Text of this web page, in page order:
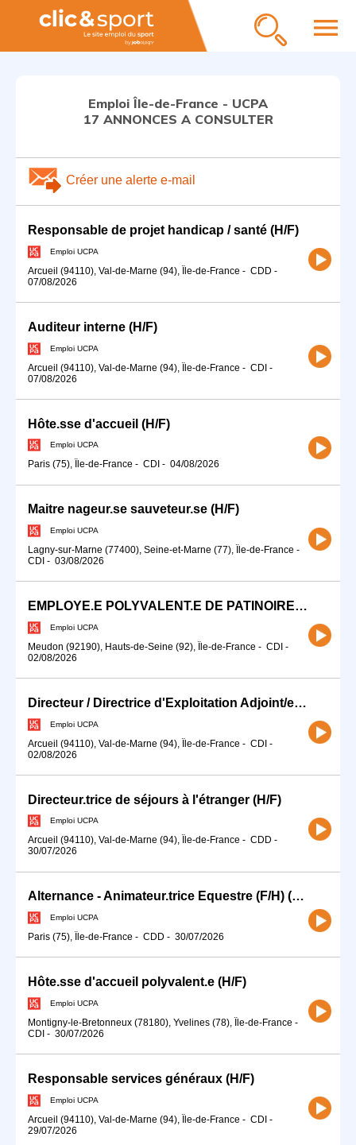
menu
Emploi Île-de-France - UCPA
17 ANNONCES A CONSULTER
Créer une alerte e-mail
Responsable de projet handicap / santé (H/F)
Emploi UCPA
Arcueil (94110), Val-de-Marne (94), Île-de-France - CDD -
07/08/2026
Auditeur interne (H/F)
Emploi UCPA
Arcueil (94110), Val-de-Marne (94), Île-de-France - CDI -
07/08/2026
Hôte.sse d'accueil (H/F)
Emploi UCPA
Paris (75), Île-de-France - CDI - 04/08/2026
Maitre nageur.se sauveteur.se (H/F)
Emploi UCPA
Lagny-sur-Marne (77400), Seine-et-Marne (77), Île-de-France -
CDI - 03/08/2026
EMPLOYE.E POLYVALENT.E DE PATINOIRE (H/F)
Emploi UCPA
Meudon (92190), Hauts-de-Seine (92), Île-de-France - CDI -
02/08/2026
Directeur / Directrice d'Exploitation Adjoint/e (H/F)
Emploi UCPA
Arcueil (94110), Val-de-Marne (94), Île-de-France - CDI -
02/08/2026
Directeur.trice de séjours à l'étranger (H/F)
Emploi UCPA
Arcueil (94110), Val-de-Marne (94), Île-de-France - CDD -
30/07/2026
Alternance - Animateur.trice Equestre (F/H) (H/F)
Emploi UCPA
Paris (75), Île-de-France - CDD - 30/07/2026
Hôte.sse d'accueil polyvalent.e (H/F)
Emploi UCPA
Montigny-le-Bretonneux (78180), Yvelines (78), Île-de-France -
CDI - 30/07/2026
Responsable services généraux (H/F)
Emploi UCPA
Arcueil (94110), Val-de-Marne (94), Île-de-France - CDI -
29/07/2026